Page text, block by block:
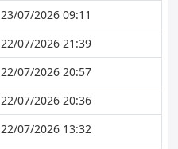
23/07/2026 09:11
22/07/2026 21:39
22/07/2026 20:57
22/07/2026 20:36
22/07/2026 13:32